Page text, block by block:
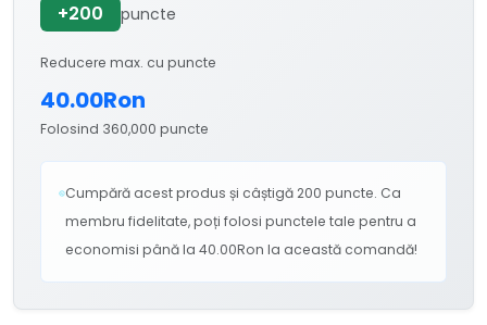
+200 puncte
Reducere max. cu puncte
40.00Ron
Folosind 360,000 puncte
Cumpără acest produs și câștigă 200 puncte. Ca
membru fidelitate, poți folosi punctele tale pentru a
economisi până la 40.00Ron la această comandă!